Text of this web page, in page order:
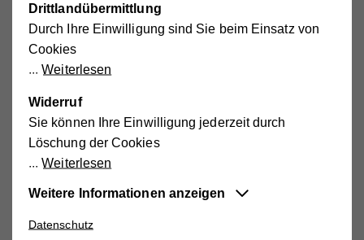
gut geht, sei eine wichtige Aufgabe des
Seniorenbundes und des Hilfswerks.
Er bedankte sich zum Abschluss bei seinen Freunden und
Wegbegleitern, sowie den Vorsitzenden der
Bundesratsfraktionen und den Bundesräten, die zur Feier
gekommen waren, vor allem beim Grazer Bürgermeister
Mag. Siegfried Nagl, Bundesrats-Vizepräsident Mag. Ernst
seinem Geschäftsführer im Hilfswerk Steiermark, Direktor
Mag. Gerald Mussnig, und den Mitarbeiterinnen und
Drittlandübermittlung
Durch Ihre Einwilligung sind Sie beim Einsatz von
Cookies
Weiterlesen
Widerruf
Sie können Ihre Einwilligung jederzeit durch
Löschung der Cookies
Weiterlesen
Essentiell
Weitere Informationen anzeigen
Datenschutz